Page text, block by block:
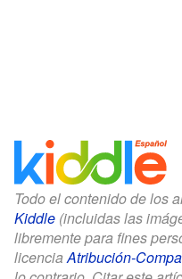
Todo el contenido de los
Kiddle (incluidas las
libremente para fines
licenciaAtribución-